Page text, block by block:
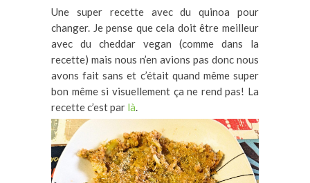
Une super recette avec du quinoa pour
changer. Je pense que cela doit être meilleur
avec du cheddar vegan (comme dans la
recette) mais nous n’en avions pas donc nous
avons fait sans et c’était quand même super
bon même si visuellement ça ne rend pas! La
recette c’est par là.